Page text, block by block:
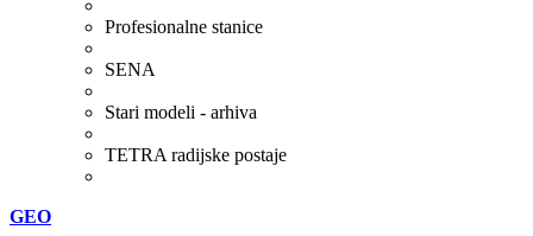
Profesionalne stanice
SENA
Stari modeli - arhiva
TETRA radijske postaje
GEO